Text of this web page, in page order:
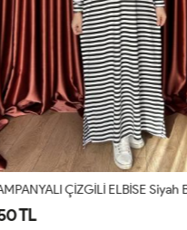
ÇİZGİLİ ELBİSE Siyah Beyaz